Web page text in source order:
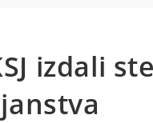
izdali